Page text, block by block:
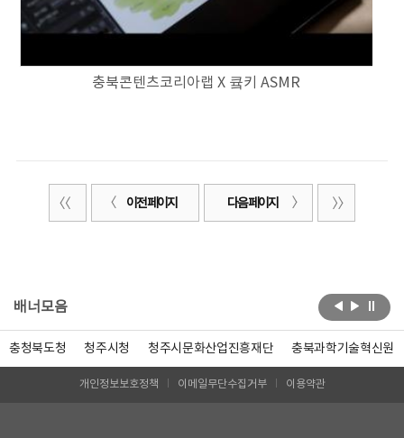
충북콘텐츠코리아랩 X 큨키 ASMR
이전 페이지 다음 페이지
배너모음
충청북도청 청주시청 청주시문화산업진흥재단 충북과학기술혁신원
개인정보보호정책 이메일무단수집거부 이용약관